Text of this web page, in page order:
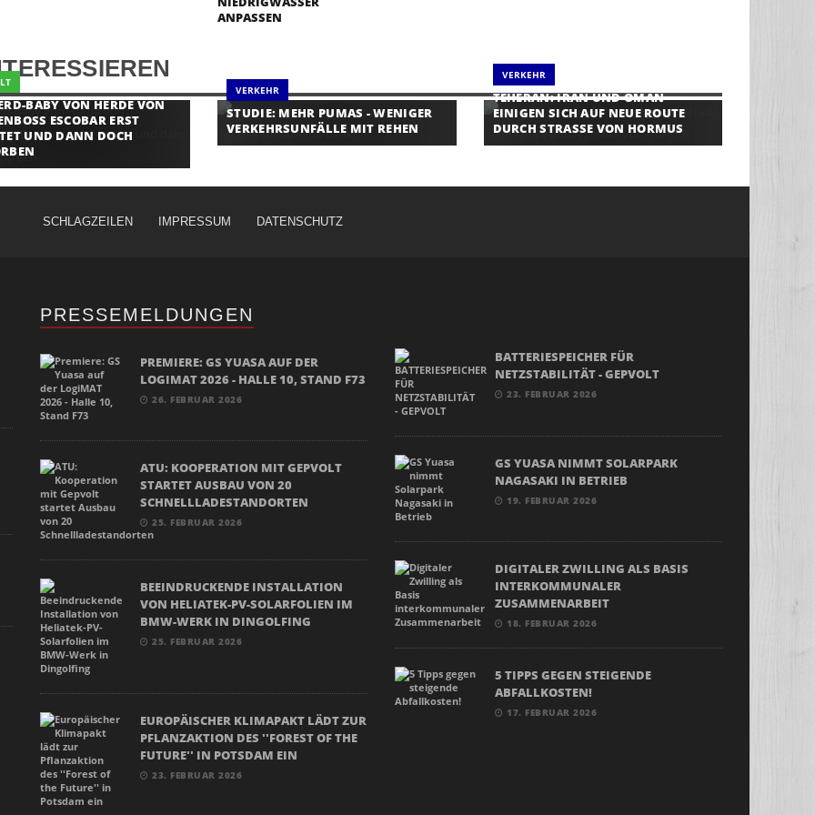
NPASSEN
BABY VON HERDE VON
ESCOBAR ERST
UND DANN DOCH
VERKEHR
STUDIE: MEHR PUMAS - WENIGER
VERKEHRSUNFÄLLE MIT REHEN
VERKEHR
TEHERAN: IRAN UND OMAN
EINIGEN SICH AUF NEUE ROUTE
DURCH STRASSE VON HORMUS
SCHLAGZEILEN IMPRESSUM DATENSCHUTZ
PRESSEMELDUNGEN
PREMIERE: GS YUASA AUF DER
LOGIMAT 2026 - HALLE 10, STAND F73
26. FEBRUAR 2026
ATU: KOOPERATION MIT GEPVOLT
STARTET AUSBAU VON 20
SCHNELLLADESTANDORTEN
25. FEBRUAR 2026
BEEINDRUCKENDE INSTALLATION
VON HELIATEK-PV-SOLARFOLIEN IM
BMW-WERK IN DINGOLFING
25. FEBRUAR 2026
EUROPÄISCHER KLIMAPAKT LÄDT ZUR
PFLANZAKTION DES ''FOREST OF THE
FUTURE'' IN POTSDAM EIN
23. FEBRUAR 2026
BATTERIESPEICHER FÜR
NETZSTABILITÄT - GEPVOLT
23. FEBRUAR 2026
GS YUASA NIMMT SOLARPARK
NAGASAKI IN BETRIEB
19. FEBRUAR 2026
DIGITALER ZWILLING ALS BASIS
INTERKOMMUNALER
ZUSAMMENARBEIT
18. FEBRUAR 2026
5 TIPPS GEGEN STEIGENDE
ABFALLKOSTEN!
17. FEBRUAR 2026